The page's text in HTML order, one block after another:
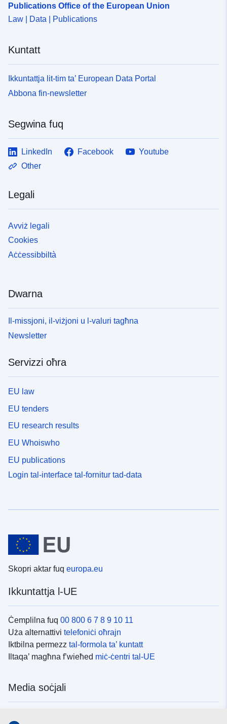
Publications Office of the European Union
Law | Data | Publications
Kuntatt
Ikkuntattja lit-tim ta’ European Data Portal
Abbona fin-newsletter
Segwina fuq
LinkedIn Facebook
Youtube
Other
Legali
Avviż legali
Cookies
Aċċessibbiltà
Dwarna
Il-missjoni, il-viżjoni u l-valuri tagħna
Newsletter
Servizzi oħra
EU law
EU tenders
EU research results
EU Whoiswho
EU publications
Login tal-interface tal-fornitur tad-data
Skopri aktar fuq europa.eu
Ikkuntattja l-UE
Ċemplilna fuq 00 800 6 7 8 9 10 11
Uża alternattivi telefoniċi oħrajn
Iktbilna permezz tal-formola ta’ kuntatt
Iltaqa’ magħna f’wieħed miċ-ċentri tal-UE
Media soċjali